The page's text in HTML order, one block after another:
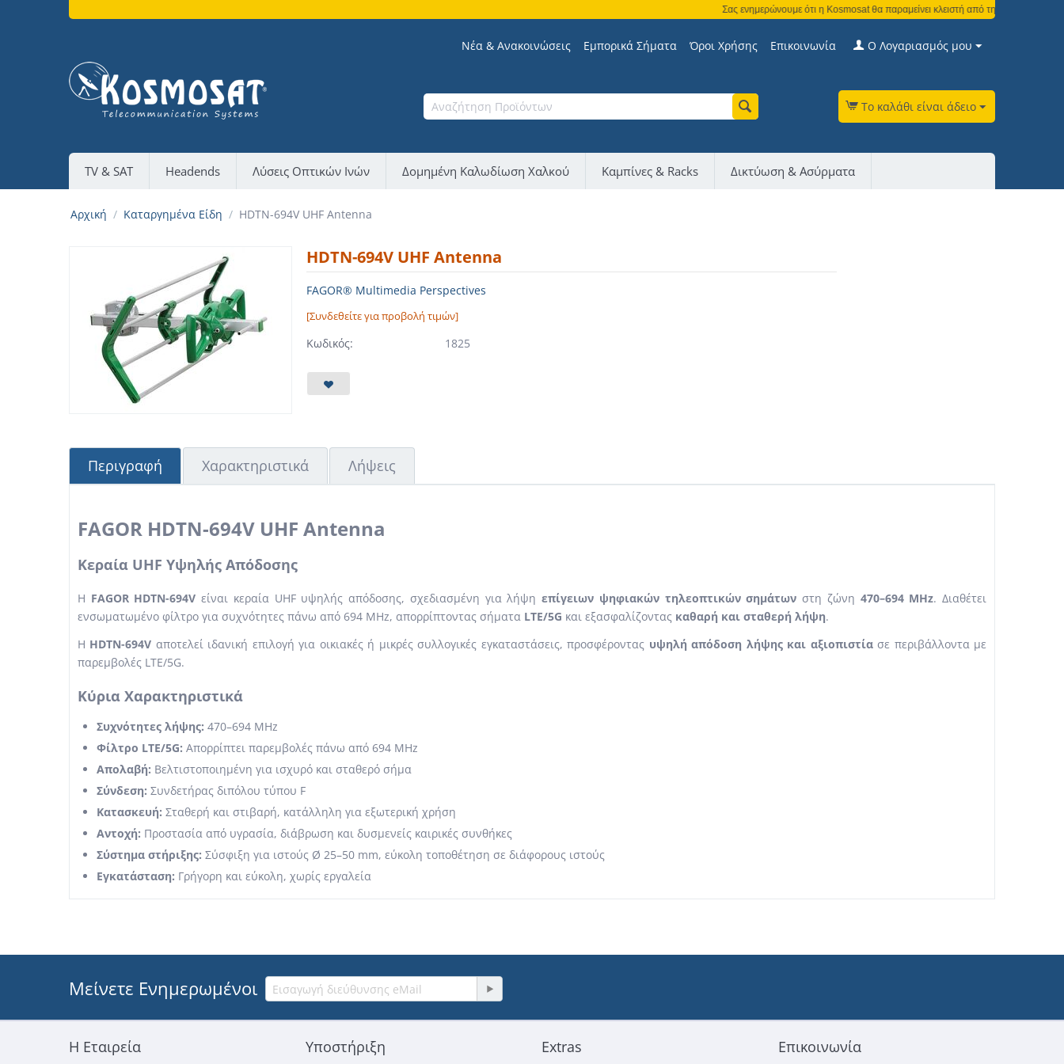
Σας ενημερώνουμε ότι η Kosmosat θα παραμείνει κλειστή από τη Δευτέρα 3
Ο Λογαριασμός μου
Νέα & Ανακοινώσεις Εμπορικά Σήματα Όροι Χρήσης Επικοινωνία
Το καλάθι είναι άδειο
TV & SAT Headends Λύσεις Οπτικών Ινών Δομημένη Καλωδίωση Χαλκού Καμπίνες & Racks Δικτύωση & Ασύρματα
Αρχική / Καταργημένα Είδη / HDTN-694V UHF Antenna
HDTN-694V UHF Antenna
FAGOR® Multimedia Perspectives
[Συνδεθείτε για προβολή τιμών]
Κωδικός: 1825
Περιγραφή Χαρακτηριστικά Λήψεις
FAGOR HDTN-694V UHF Antenna
Κεραία UHF Υψηλής Απόδοσης
Η FAGOR HDTN-694V είναι κεραία UHF υψηλής απόδοσης, σχεδιασμένη για λήψηεπίγειων ψηφιακών τηλεοπτικών σημάτων στη ζώνη 470–694 MHz. Διαθέτει
ενσωματωμένο φίλτρο για συχνότητες πάνω από 694 MHz, απορρίπτοντας σήματα LTE/5G και εξασφαλίζοντας καθαρή και σταθερή λήψη.
Η HDTN-694V αποτελεί ιδανική επιλογή για οικιακές ή μικρές συλλογικές εγκαταστάσεις, προσφέροντας υψηλή απόδοση λήψης και αξιοπιστίασε περιβάλλοντα με
παρεμβολές LTE/5G.
Κύρια Χαρακτηριστικά
Συχνότητες λήψης: 470–694 MHz
Φίλτρο LTE/5G: Απορρίπτει παρεμβολές πάνω από 694 MHz
Απολαβή: Βελτιστοποιημένη για ισχυρό και σταθερό σήμα
Σύνδεση: Συνδετήρας διπόλου τύπου F
Κατασκευή: Σταθερή και στιβαρή, κατάλληλη για εξωτερική χρήση
Αντοχή: Προστασία από υγρασία, διάβρωση και δυσμενείς καιρικές συνθήκες
Σύστημα στήριξης: Σύσφιξη για ιστούς Ø 25–50 mm, εύκολη τοποθέτηση σε διάφορους ιστούς
Εγκατάσταση: Γρήγορη και εύκολη, χωρίς εργαλεία
Μείνετε Ενημερωμένοι
Η Εταιρεία Υποστήριξη Extras Επικοινωνία